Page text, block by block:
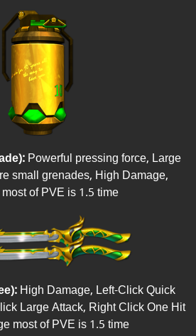
Powerful pressing force, Large
small grenades, High Damage,
of PVE is 1.5 time
High Damage, Left-Click Quick
Large Attack, Right Click One Hit
most of PVE is 1.5 time